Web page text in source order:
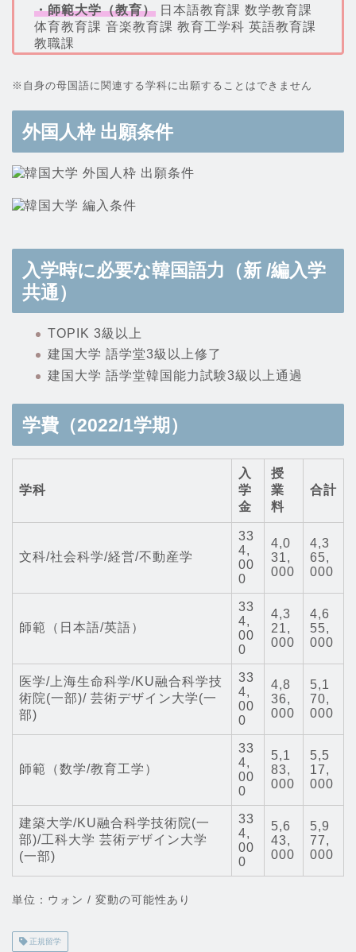
・師範大学（教育） 日本語教育課 数学教育課
体育教育課 音楽教育課 教育工学科 英語教育課
教職課
※自身の母国語に関連する学科に出願することはできません
外国人枠 出願条件
入学時に必要な韓国語力（新 /編入学
共通）
TOPIK 3級以上
建国大学 語学堂3級以上修了
建国大学 語学堂韓国能力試験3級以上通過
学費（2022/1学期）
学科
入
学
金
授
業
料
合計
文科/社会科学/経営/不動産学
33
4,
00
0
4,0
31,
000
4,3
65,
000
師範（日本語/英語）
33
4,
00
0
4,3
21,
000
4,6
55,
000
医学/上海生命科学/KU融合科学技
術院(一部)/ 芸術デザイン大学(一
部)
33
4,
00
0
4,8
36,
000
5,1
70,
000
師範（数学/教育工学）
33
4,
00
0
5,1
83,
000
5,5
17,
000
建築大学/KU融合科学技術院(一
部)/工科大学 芸術デザイン大学
(一部)
33
4,
00
0
5,6
43,
000
5,9
77,
000
単位：ウォン / 変動の可能性あり
正規留学